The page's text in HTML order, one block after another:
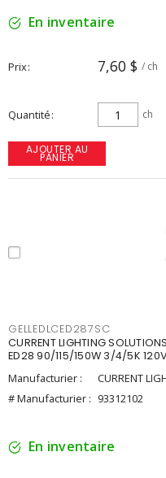
En inventaire
Prix 7,60 $ / ch
Quantité ch
AJOUTER AU
PANIER
GELLEDLCED287SC
CURRENT LIGHTING
ED28 90/115/150W 3/4/5K
Manufacturier :
CURRENT
# Manufacturier : 93312102
En inventaire